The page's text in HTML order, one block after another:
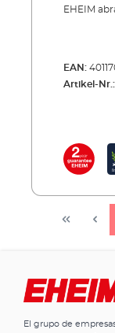
EHEIM
EAN:
Artikel-Nr.:
El grupo de